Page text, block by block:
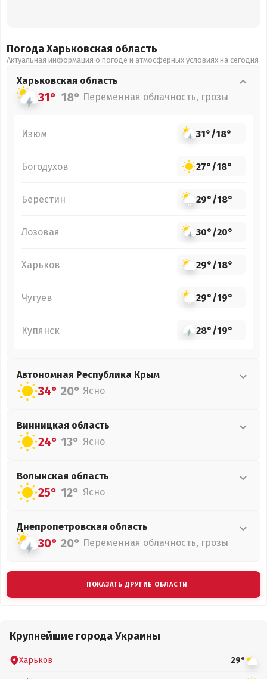
Погода Харьковская область
Актуальная информация о погоде и атмосферных условиях на сегодня
Харьковская область
31° 18° Переменная облачность, грозы
Изюм 31°/18°
Богодухов 27°/18°
Берестин 29°/18°
Лозовая 30°/20°
Харьков 29°/18°
Чугуев 29°/19°
Купянск 28°/19°
Автономная Республика Крым
34° 20° Ясно
Винницкая область
24° 13° Ясно
Волынская область
25° 12° Ясно
Днепропетровская область
30° 20° Переменная облачность, грозы
ПОКАЗАТЬ ДРУГИЕ ОБЛАСТИ
Крупнейшие города Украины
Харьков 29°